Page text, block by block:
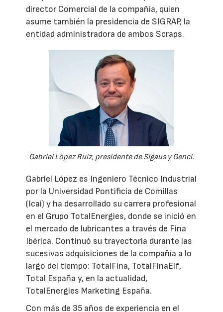
director Comercial de la compañía, quien
asume también la presidencia de SIGRAP, la
entidad administradora de ambos Scraps.
Gabriel López Ruiz, presidente de Sigaus y Genci.
Gabriel López es Ingeniero Técnico Industrial
por la Universidad Pontificia de Comillas
(Icai) y ha desarrollado su carrera profesional
en el Grupo TotalEnergies, donde se inició en
el mercado de lubricantes a través de Fina
Ibérica. Continuó su trayectoria durante las
sucesivas adquisiciones de la compañía a lo
largo del tiempo: TotalFina, TotalFinaElf,
Total España y, en la actualidad,
TotalEnergies Marketing España.
Con más de 35 años de experiencia en el